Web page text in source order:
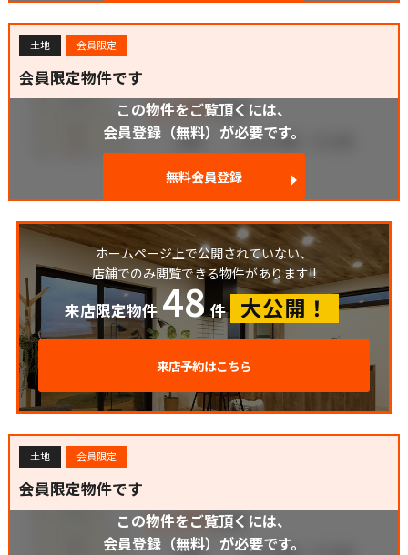
土地 会員限定
会員限定物件です
この物件をご覧頂くには、
会員登録（無料）が必要です。
無料会員登録
ホームページ上で公開されていない、
店舗でのみ閲覧できる物件があります!!
来店限定物件 48 件 大公開！
来店予約はこちら
土地 会員限定
会員限定物件です
この物件をご覧頂くには、
会員登録（無料）が必要です。